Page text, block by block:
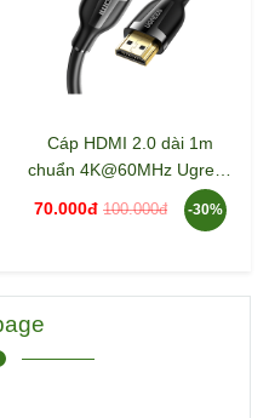
Cáp HDMI 2.0 dài 1m
chuẩn 4K@60MHz Ugreen
35172 35174 ED030
70.000đ 100.000đ -30%